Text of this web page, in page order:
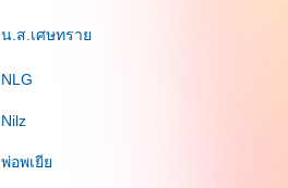
น.ส.เศษทรา
NLG
Nilz
พ่อพเยี